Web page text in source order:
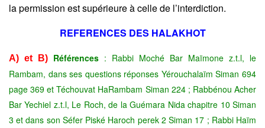
la permission est supérieure à celle de l’interdiction.
REFERENCES DES HALAKHOT
A) et B) Références : Rabbi Moché Bar Maïmone z.t.l, le
Rambam, dans ses questions réponses Yérouchalaïm Siman 694
page 369 et Téchouvat HaRambam Siman 224 ; Rabbénou Acher
Bar Yechiel z.t.l, Le Roch, de la Guémara Nida chapitre 10 Siman
3 et dans son Séfer Piské Haroch perek 2 Siman 17 ; Rabbi Haïm